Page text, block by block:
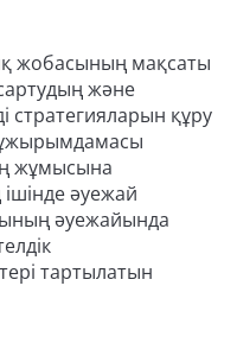
жобасының мақсаты
және
стратегияларын құру
жұмысына
әуежай
әуежайында
тартылатын